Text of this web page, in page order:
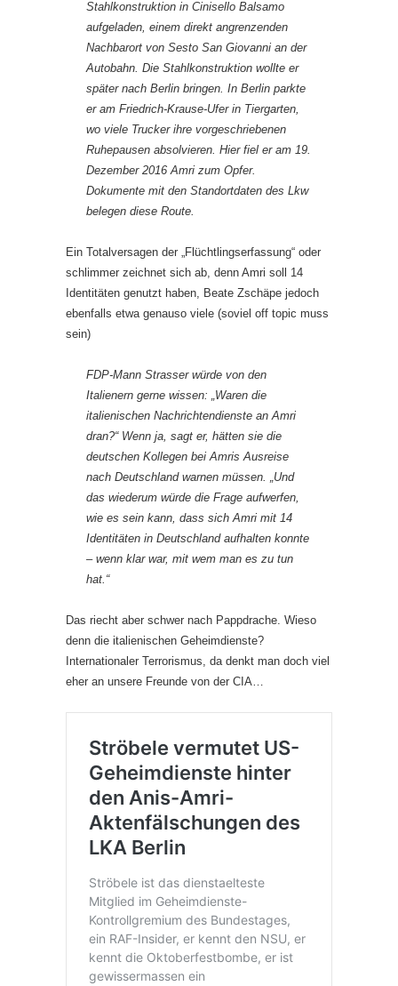
Stahlkonstruktion in Cinisello Balsamo
aufgeladen, einem direkt angrenzenden
Nachbarort von Sesto San Giovanni an der
Autobahn. Die Stahlkonstruktion wollte er
später nach Berlin bringen. In Berlin parkte
er am Friedrich-Krause-Ufer in Tiergarten,
wo viele Trucker ihre vorgeschriebenen
Ruhepausen absolvieren. Hier fiel er am 19.
Dezember 2016 Amri zum Opfer.
Dokumente mit den Standortdaten des Lkw
belegen diese Route.
Ein Totalversagen der „Flüchtlingserfassung“ oder
schlimmer zeichnet sich ab, denn Amri soll 14
Identitäten genutzt haben, Beate Zschäpe jedoch
ebenfalls etwa genauso viele (soviel off topic muss
sein)
FDP-Mann Strasser würde von den
Italienern gerne wissen: „Waren die
italienischen Nachrichtendienste an Amri
dran?“ Wenn ja, sagt er, hätten sie die
deutschen Kollegen bei Amris Ausreise
nach Deutschland warnen müssen. „Und
das wiederum würde die Frage aufwerfen,
wie es sein kann, dass sich Amri mit 14
Identitäten in Deutschland aufhalten konnte
– wenn klar war, mit wem man es zu tun
hat.“
Das riecht aber schwer nach Pappdrache. Wieso
denn die italienischen Geheimdienste?
Internationaler Terrorismus, da denkt man doch viel
eher an unsere Freunde von der CIA…